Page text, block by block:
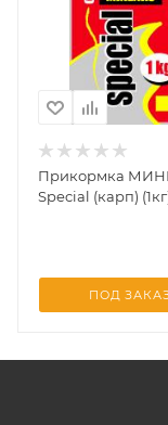
Прикормка
Special (карп)
ПОД